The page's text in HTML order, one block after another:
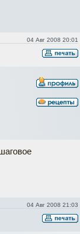
04 Авг 2008 20:01
04 Авг 2008 21:03